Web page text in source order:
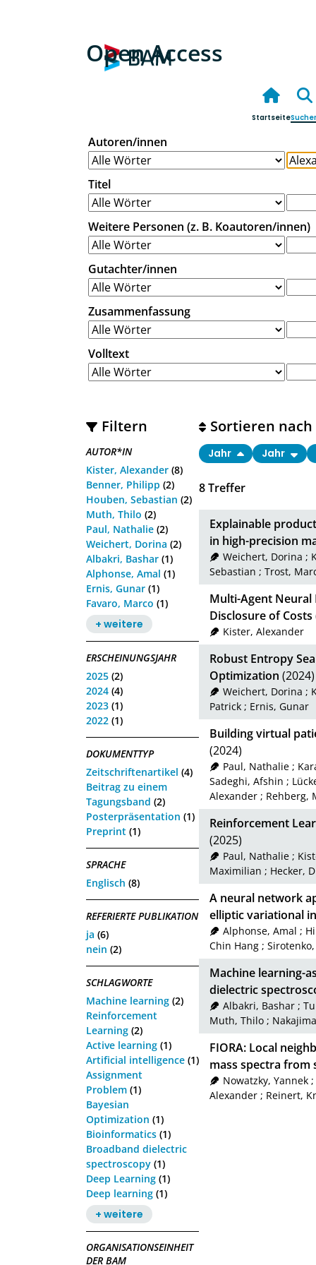
Open Access
Startseite
Autoren/innen
Titel
Weitere Personen (z. B. Koautoren/innen)
Gutachter/innen
Zusammenfassung
Volltext
Filtern
AUTOR*IN
Kister, Alexander (8)
Benner, Philipp (2)
Houben, Sebastian (2)
Muth, Thilo (2)
Paul, Nathalie (2)
Weichert, Dorina (2)
Albakri, Bashar (1)
Alphonse, Amal (1)
Ernis, Gunar (1)
Favaro, Marco (1)
+ weitere
ERSCHEINUNGSJAHR
2025 (2)
2024 (4)
2023 (1)
2022 (1)
DOKUMENTTYP
Zeitschriftenartikel (4)
Beitrag zu einem
Tagungsband (2)
Posterpräsentation (1)
Preprint (1)
SPRACHE
Englisch (8)
REFERIERTE PUBLIKATION
ja (6)
nein (2)
SCHLAGWORTE
Machine learning (2)
Reinforcement
Learning (2)
Active learning (1)
Artificial intelligence (1)
Assignment
Problem (1)
Bayesian
Optimization (1)
Bioinformatics (1)
Broadband dielectric
spectroscopy (1)
Deep Learning (1)
Deep learning (1)
+ weitere
ORGANISATIONSEINHEIT
DER BAM
8Treffer
Sortieren nach
Jahr Jahr
Explainable
in high-precision
Weichert, Dorina ;
Sebastian ; Trost,
Multi-Agent
Disclosure of Costs
Kister, Alexander
Robust Entropy
Optimization (2024)
Weichert, Dorina ;
Patrick ; Ernis, Gunar
Building virtual
(2024)
Paul, Nathalie;
Sadeghi, Afshin ;
Alexander ; Rehberg,
Reinforcement
(2025)
Paul, Nathalie;
Maximilian ; Hecker,
A neural network
elliptic variational
Alphonse, Amal ;
Chin Hang ;
Machine learning-
dielectric
Albakri, Bashar;
Muth, Thilo ;
FIORA: Local
mass spectra from
Nowatzky, Yannek;
Alexander ; Reinert,